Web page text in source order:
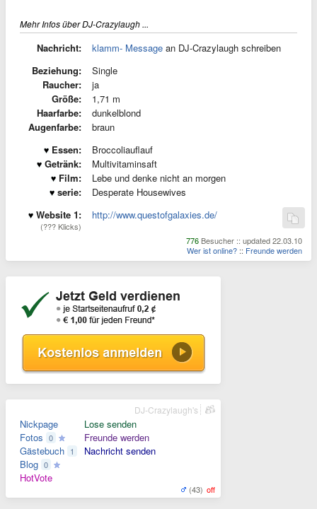
Mehr Infos über DJ-Crazylaugh ...
Nachricht: klamm- Message an DJ-Crazylaugh schreiben
Beziehung:
Single
Raucher:
ja
Größe:
1,71 m
Haarfarbe:
dunkelblond
Augenfarbe:
braun
Essen:
Broccoliauflauf
Getränk:
Multivitaminsaft
Film:
Lebe und denke nicht an morgen
serie:
Desperate Housewives
Website 1:
(??? Klicks)
http://www.questofgalaxies.de/
776 Besucher :: updated 22.03.10
Wer ist online? :: Freunde werden
Nickpage
Fotos 0
Gästebuch 1
Blog 0
HotVote
Lose senden
Freunde werden
Nachricht senden
(43) off
DJ-Crazylaugh's